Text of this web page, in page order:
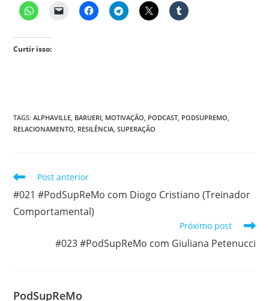
Curtir isso:
TAGS:ALPHAVILLE BARUERI MOTIVAÇÃO PODCAST PODSUPREMO
RELACIONAMENTO RESILÊNCIA SUPERAÇÃO
Leia
artigos
Post anterior
#021 #PodSupReMo com Diogo Cristiano (Treinador
Comportamental)
Próximo post
#023 #PodSupReMo com Giuliana Petenucci
PodSupReMo